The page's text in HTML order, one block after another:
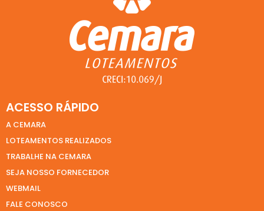
ACESSO RÁPIDO
A CEMARA
LOTEAMENTOS REALIZADOS
TRABALHE NA CEMARA
SEJA NOSSO FORNECEDOR
WEBMAIL
FALE CONOSCO